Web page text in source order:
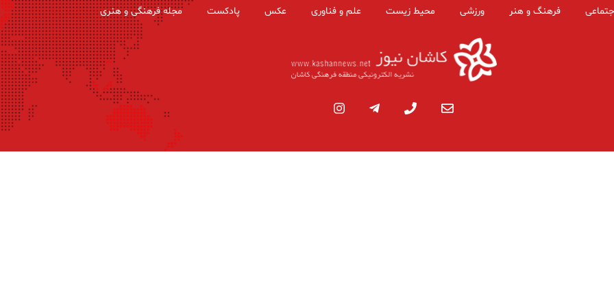
فرهنگ و هنر ورزشی محیط زیست علم و فناوری عکس پادکست مجله فرهنگی و هنری